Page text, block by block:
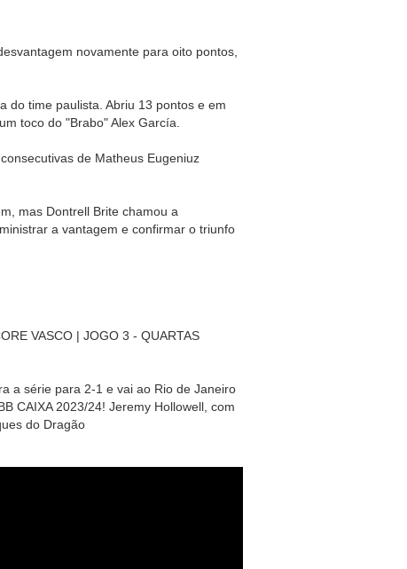
novamente para oito pontos,
do time paulista. Abriu 13 pontos e em
toco do "Brabo" Alex García.
de Matheus Eugeniuz
mas Dontrell Brite chamou a
a vantagem e confirmar o triunfo
VASCO | JOGO 3 - QUARTAS
a série para 2-1 e vai ao Rio de Janeiro
CAIXA 2023/24! Jeremy Hollowell, com
do Dragão